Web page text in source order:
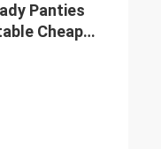
Panties
Cheap